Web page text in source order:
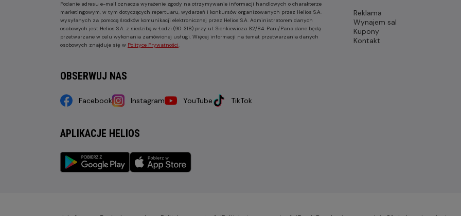
Podanie adresu e-mail oznacza wyrażenie zgody na otrzymywanie informacji handlowych o charakterze
marketingowym, w tym dotyczących repertuaru, wydarzeń i konkursów organizowanych przez Helios S.A.
wysyłanych za pomocą środków komunikacji elektronicznej przez Helios S.A. Administratorem danych
osobowych jest Helios S.A. z siedzibą w Łodzi (90-318) przy ul. Sienkiewicza 82/84. Pani/Pana dane będą
przetwarzane w celu wykonania zamówionej usługi. Więcej informacji na temat przetwarzania danych
osobowych znajduje się w Polityce Prywatności.
OBSERWUJ NAS
Facebook Instagram YouTube TikTok
APLIKACJE HELIOS
Reklama
Wynajem sal
Kupony
Kontakt